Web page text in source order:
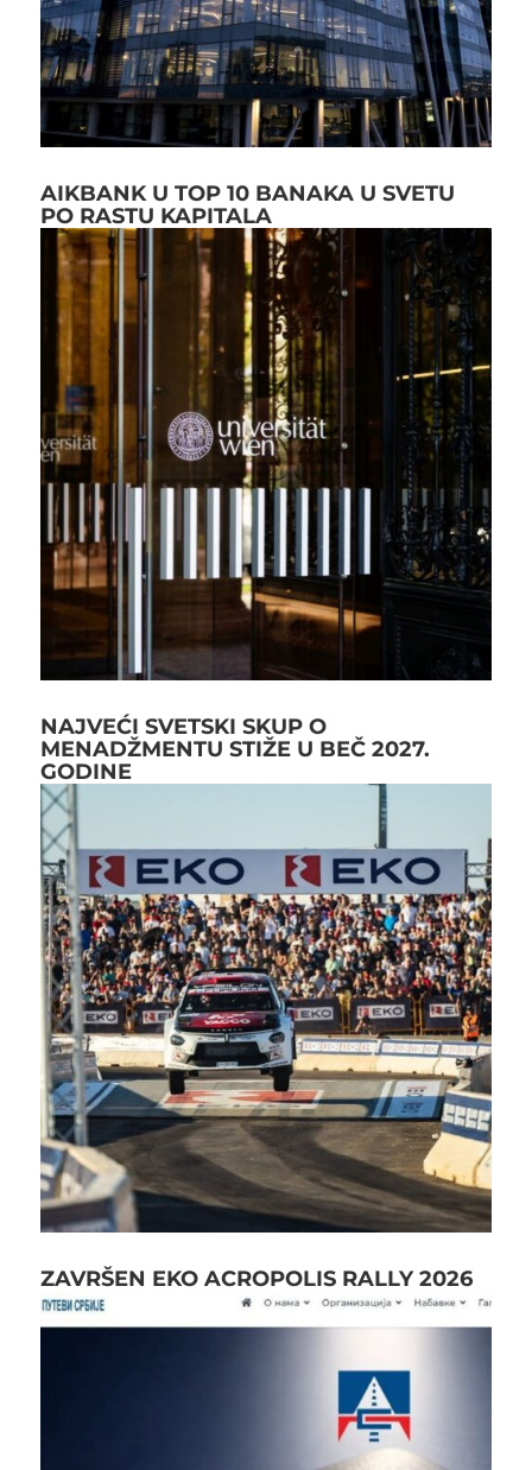
AIKBANK U TOP 10 BANAKA U SVETU
PO RASTU KAPITALA
NAJVEĆI SVETSKI SKUP O
MENADŽMENTU STIŽE U BEČ 2027.
GODINE
ZAVRŠEN EKO ACROPOLIS RALLY 2026